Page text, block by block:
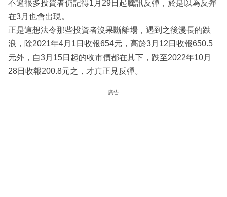
不過很多投資者仍記得1月29日起騰訊反彈，於是以為反彈
在3月也會出現。
正是這想法令那些投資者沒果斷離場，遇到之後漫長的跌
浪，除2021年4月1日收報654元，高於3月12日收報650.5
元外，自3月15日起的收市價都在其下，跌至2022年10月
28日收報200.8元之，才真正見反彈。
廣告